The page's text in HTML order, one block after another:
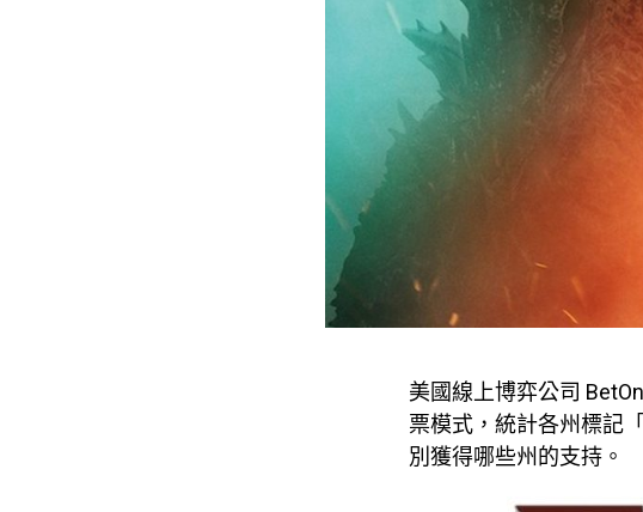
美國線上博弈公司
票模式，統計各州標記
別獲得哪些州的支持。